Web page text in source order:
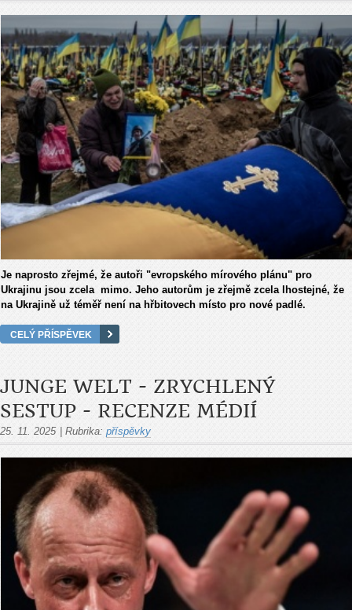
Je naprosto zřejmé, že autoři "evropského mírového plánu" pro
Ukrajinu jsou zcela mimo. Jeho autorům je zřejmě zcela lhostejné, že
na Ukrajině už téměř není na hřbitovech místo pro nové padlé.
CELÝ PŘÍSPĚVEK
JUNGE WELT - ZRYCHLENÝ
SESTUP - RECENZE MÉDIÍ
25. 11. 2025 Rubrika: příspěvky